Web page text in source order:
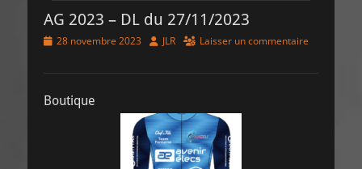
AG 2023 – DL du 27/11/2023
Posted
28 novembre 2023 Author
JLR Laisser un commentaire
Boutique